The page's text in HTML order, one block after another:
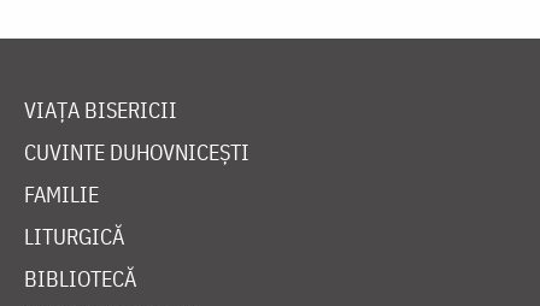
VIAȚA BISERICII
CUVINTE DUHOVNICEȘTI
FAMILIE
LITURGICĂ
BIBLIOTECĂ